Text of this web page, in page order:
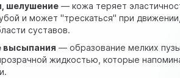
шелушение — кожа теряет
и может "трескаться" при
суставов.
высыпания — образование мелких
жидкостью, которые